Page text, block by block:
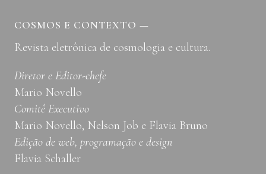
DO
RACIAL
COSMOS E CONTEXTO—
Revista eletrônica de cosmologia e cultura.
Diretor e Editor-chefe
Mario Novello
Comitê Executivo
Mario Novello, Nelson Job e Flavia Bruno
Edição de web, programação e design
Flavia Schaller